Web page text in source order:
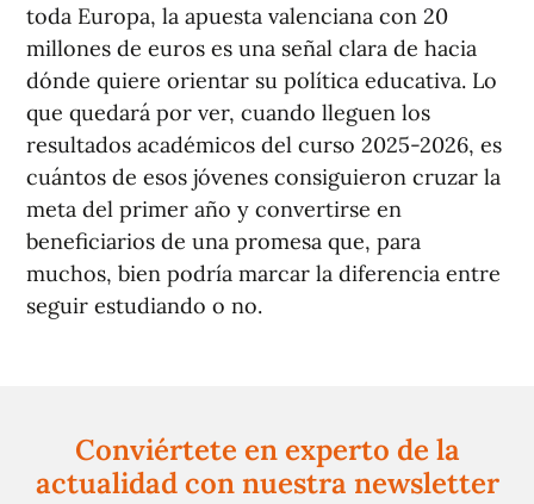
toda Europa, la apuesta valenciana con 20
millones de euros es una señal clara de hacia
dónde quiere orientar su política educativa. Lo
que quedará por ver, cuando lleguen los
resultados académicos del curso 2025-2026, es
cuántos de esos jóvenes consiguieron cruzar la
meta del primer año y convertirse en
beneficiarios de una promesa que, para
muchos, bien podría marcar la diferencia entre
seguir estudiando o no.
Conviértete en experto de la
actualidad con nuestra newsletter